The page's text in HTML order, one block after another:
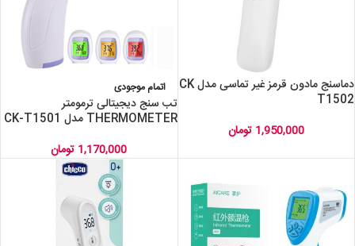
دماسنج مادون قرمز غیر تماسی مدل CK
T1502
1,950,000 تومان
اتمام موجودی
تب سنج دیجیتالی ترمومتر
THERMOMETER مدل CK-T1501
1,170,000 تومان